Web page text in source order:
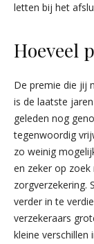
letten bij het
Hoeveel
De premie die jij
is de laatste
geleden nog
tegenwoordig
zo weinig
en zeker op
zorgverzekering.
verder in te
verzekeraars
kleine verschillen